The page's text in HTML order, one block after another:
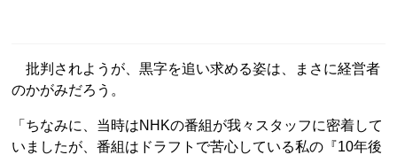
批判されようが、黒字を追い求める姿は、まさに経営者
のかがみだろう。
「ちなみに、当時はNHKの番組が我々スタッフに密着して
いましたが、番組はドラフトで苦心している私の『10年後